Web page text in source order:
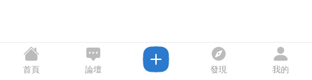
首頁 論壇 發現 我的